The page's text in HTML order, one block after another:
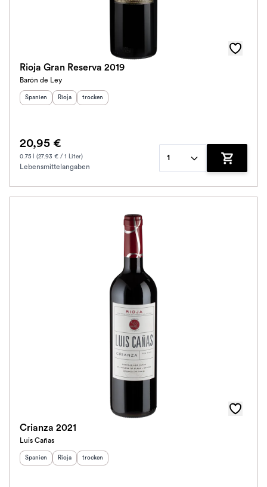
Rioja Gran Reserva 2019
Barón de Ley
Herkunftsland:
Spanien Herkunftsregion:
Rioja Geschmack
trocken
20,95 €
0.75 l (27.93 € / 1 Liter)
Lebensmittelangaben
1
Zum
Crianza 2021
Luis Cañas
Herkunftsland:
Spanien Herkunftsregion:
Rioja Geschmack
trocken